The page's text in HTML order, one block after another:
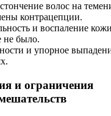
волос на
контрацепции.
и воспаление
не было.
и упорное
и ограничения